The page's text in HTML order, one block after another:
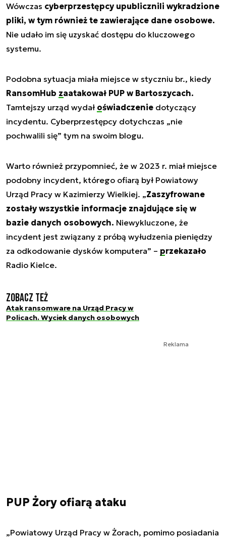
Wówczas cyberprzestępcy upublicznili wykradzione
pliki, w tym również te zawierające dane osobowe.
Nie udało im się uzyskać dostępu do kluczowego
systemu.
Podobna sytuacja miała miejsce w styczniu br., kiedy
RansomHub zaatakował PUP w Bartoszycach.
Tamtejszy urząd wydał oświadczenie dotyczący
incydentu. Cyberprzestępcy dotychczas „nie
pochwalili się” tym na swoim blogu.
Warto również przypomnieć, że w 2023 r. miał miejsce
podobny incydent, którego ofiarą był Powiatowy
Urząd Pracy w Kazimierzy Wielkiej. „Zaszyfrowane
zostały wszystkie informacje znajdujące się w
bazie danych osobowych. Niewykluczone, że
incydent jest związany z próbą wyłudzenia pieniędzy
za odkodowanie dysków komputera” – przekazało
Radio Kielce.
Zobacz też
Atak ransomware na Urząd Pracy w
Policach. Wyciek danych osobowych
Reklama
PUP Żory ofiarą ataku
„Powiatowy Urząd Pracy w Żorach, pomimo posiadania